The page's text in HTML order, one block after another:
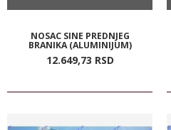
NOSAC SINE PREDNJEG
BRANIKA (ALUMINIJUM)
12.649,73 RSD